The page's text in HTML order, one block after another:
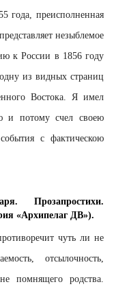
года, преисполненная
незыблемое
к России в 1856 году
из видных страниц
Востока. Я имел
и потому счел своею
с фактическою
Прозапростихи.
«Архипелаг ДВ»).
чуть ли не
отсылочность,
помнящего родства.